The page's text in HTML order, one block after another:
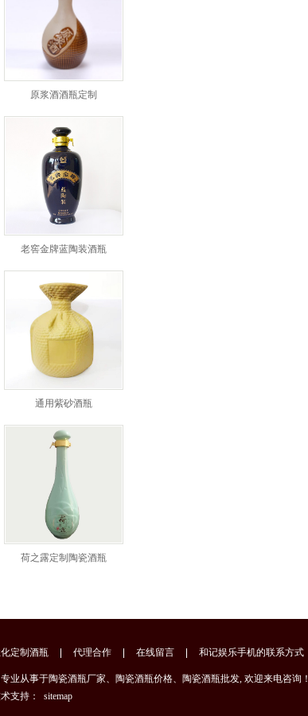
原浆酒酒瓶定制
老窖金牌蓝陶装酒瓶
通用紫砂酒瓶
荷之露定制陶瓷酒瓶
定制酒瓶 代理合作 在线留言 和记娱乐手机的联系方式
业从事于陶瓷酒瓶厂家、陶瓷酒瓶价格、陶瓷酒瓶批发, 欢迎来电咨询！
支持： sitemap